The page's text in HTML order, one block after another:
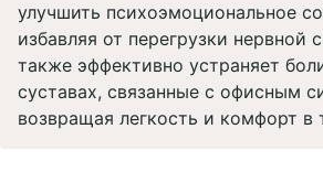
улучшить психоэмоциональное
избавляя от перегрузки нервной
также эффективно устраняет
суставах, связанные с офисным
возвращая легкость и комфорт в